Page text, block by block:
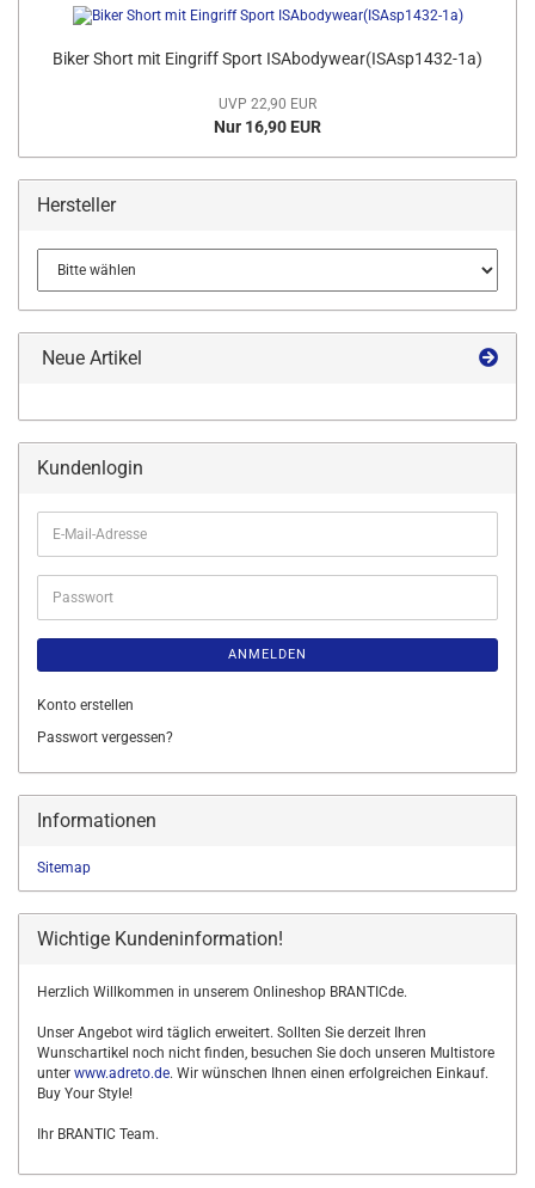
Biker Short mit Eingriff Sport ISAbodywear(ISAsp1432-1a)
UVP 22,90 EUR
Nur 16,90 EUR
Hersteller
Neue Artikel
Kundenlogin
E-
Mail-
Adresse
Passwort
ANMELDEN
Konto erstellen
Passwort vergessen?
Informationen
Sitemap
Wichtige Kundeninformation!
Herzlich Willkommen in unserem Onlineshop BRANTICde.
Unser Angebot wird täglich erweitert. Sollten Sie derzeit Ihren
Wunschartikel noch nicht finden, besuchen Sie doch unseren Multistore
unter www.adreto.de. Wir wünschen Ihnen einen erfolgreichen Einkauf.
Buy Your Style!
Ihr BRANTIC Team.